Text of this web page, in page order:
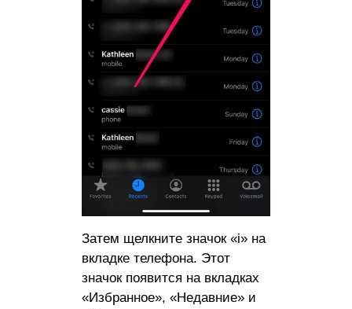
Затем щелкните значок «i» на
вкладке телефона. Этот
значок появится на вкладках
«Избранное», «Недавние» и